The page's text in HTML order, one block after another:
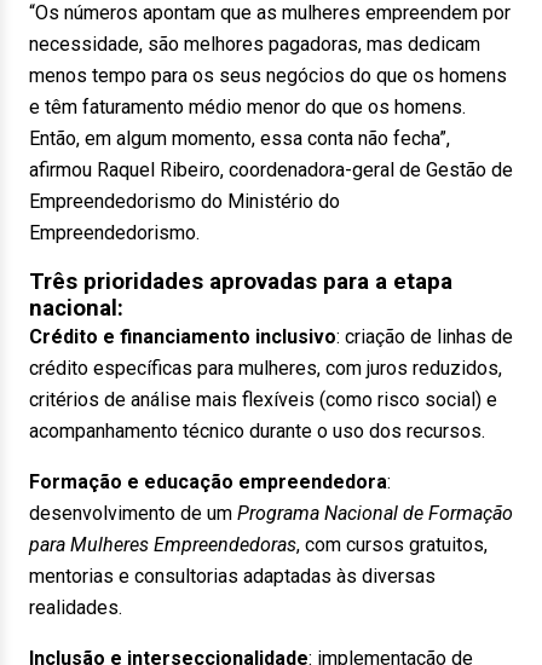
“Os números apontam que as mulheres empreendem por
necessidade, são melhores pagadoras, mas dedicam
menos tempo para os seus negócios do que os homens
e têm faturamento médio menor do que os homens.
Então, em algum momento, essa conta não fecha”,
afirmou Raquel Ribeiro, coordenadora-geral de Gestão de
Empreendedorismo do Ministério do
Empreendedorismo.
Três prioridades aprovadas para a etapa
nacional:
Crédito e financiamento inclusivo: criação de linhas de
crédito específicas para mulheres, com juros reduzidos,
critérios de análise mais flexíveis (como risco social) e
acompanhamento técnico durante o uso dos recursos.
Formação e educação empreendedora:
desenvolvimento de um Programa Nacional de Formação
para Mulheres Empreendedoras, com cursos gratuitos,
mentorias e consultorias adaptadas às diversas
realidades.
Inclusão e interseccionalidade: implementação de